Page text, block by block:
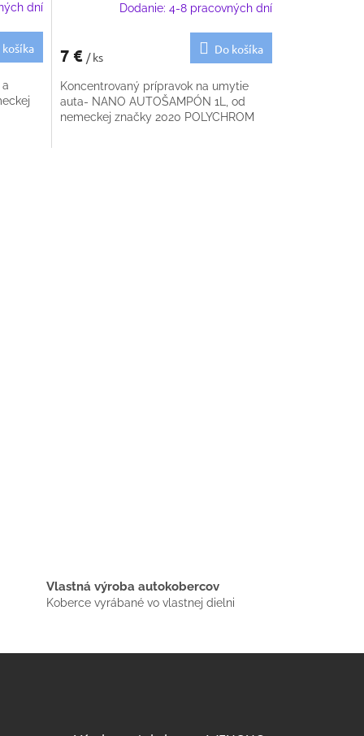
dní
košíka
Dodanie: 4-8 pracovných dní
7 € / ks
Do košíka
Koncentrovaný prípravok na umytie
auta- NANO AUTOŠAMPÓN 1L, od
nemeckej značky 2020 POLYCHROM
Vlastná výroba autokobercov
Koberce vyrábané vo vlastnej dielni